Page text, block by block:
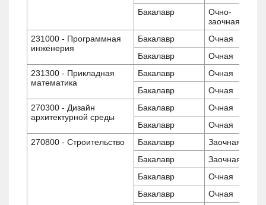
Бакалавр
Очно-
заочная
231000 - Программная
инженерия
Бакалавр
Очная
Бакалавр
Очная
231300 - Прикладная
математика
Бакалавр
Очная
Бакалавр
Очная
270300 - Дизайн
архитектурной среды
Бакалавр
Очная
Бакалавр
Очная
270800 - Строительство
Бакалавр
Заочная
Бакалавр
Заочная
Бакалавр
Очная
Бакалавр
Очная